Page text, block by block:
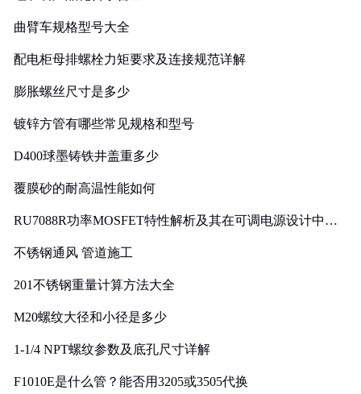
曲臂车规格型号大全
配电柜母排螺栓力矩要求及连接规范详解
膨胀螺丝尺寸是多少
镀锌方管有哪些常见规格和型号
D400球墨铸铁井盖重多少
覆膜砂的耐高温性能如何
RU7088R功率MOSFET特性解析及其在可调电源设计中的
不锈钢通风 管道施工
201不锈钢重量计算方法大全
M20螺纹大径和小径是多少
1-1/4 NPT螺纹参数及底孔尺寸详解
F1010E是什么管？能否用3205或3505代换